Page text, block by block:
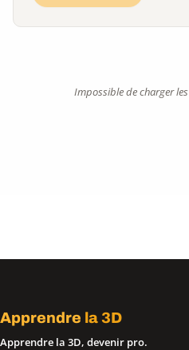
Impossible de charger
Apprendre la 3D
Apprendre la 3D, devenir pro.